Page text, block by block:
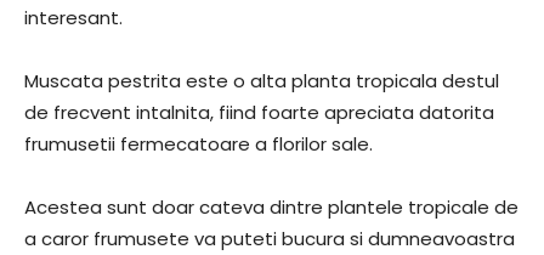
interesant.
Muscata pestrita este o alta planta tropicala destul
de frecvent intalnita, fiind foarte apreciata datorita
frumusetii fermecatoare a florilor sale.
Acestea sunt doar cateva dintre plantele tropicale de
a caror frumusete va puteti bucura si dumneavoastra